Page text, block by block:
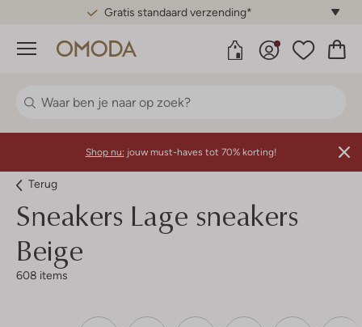
Gratis standaard verzending*
Menu
Shop nu: jouw must-haves tot 70% korting!
Terug
Sneakers Lage sneakers
Beige
608 items